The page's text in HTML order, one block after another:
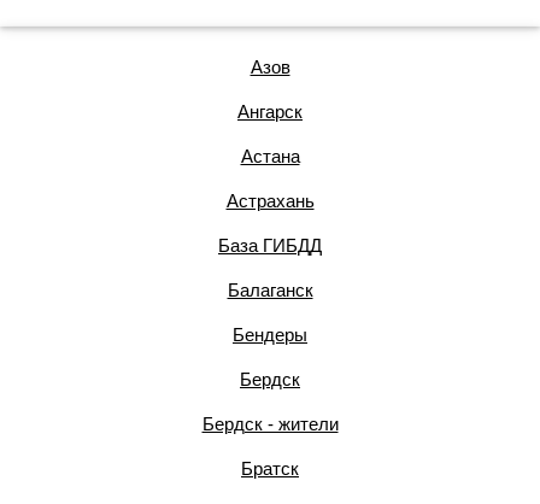
Азов
Ангарск
Астана
Астрахань
База ГИБДД
Балаганск
Бендеры
Бердск
Бердск - жители
Братск